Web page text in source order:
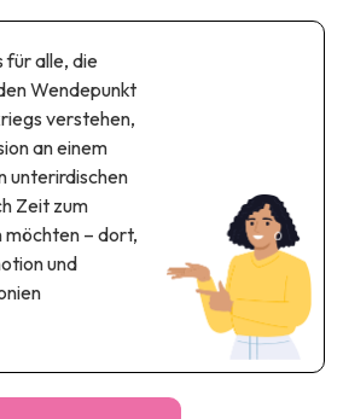
Parks
DOWNLOADEN
für alle, die
Wendepunkt
verstehen,
an einem
unterirdischen
Zeit zum
möchten – dort,
und